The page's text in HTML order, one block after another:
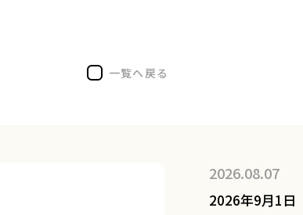
一覧へ戻る
2026.08.07
2026年9月1